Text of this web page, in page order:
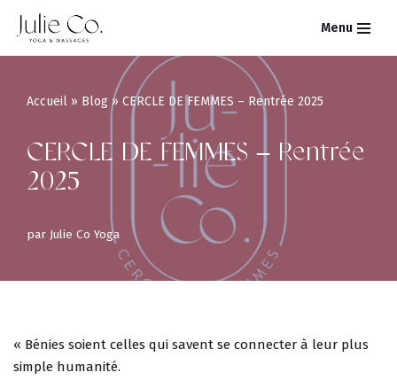
Aller
Menu
Accueil » Blog » CERCLE DE FEMMES – Rentrée 2025
CERCLE DE FEMMES – Rentrée
2025
par Julie Co Yoga
« Bénies soient celles qui savent se connecter à leur plus
simple humanité.